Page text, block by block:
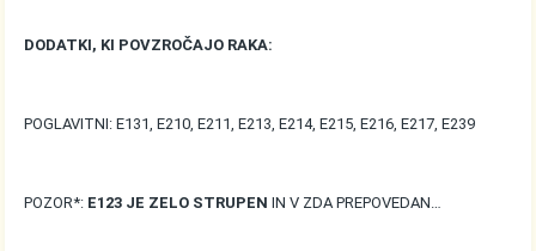
DODATKI, KI POVZROČAJO RAKA:
POGLAVITNI: E131, E210, E211, E213, E214, E215, E216, E217, E239
POZOR*: E123 JE ZELO STRUPEN IN V ZDA PREPOVEDAN…